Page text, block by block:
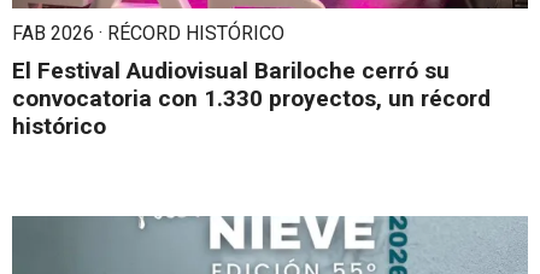
FAB 2026 · RÉCORD HISTÓRICO
El Festival Audiovisual Bariloche cerró su
convocatoria con 1.330 proyectos, un récord
histórico